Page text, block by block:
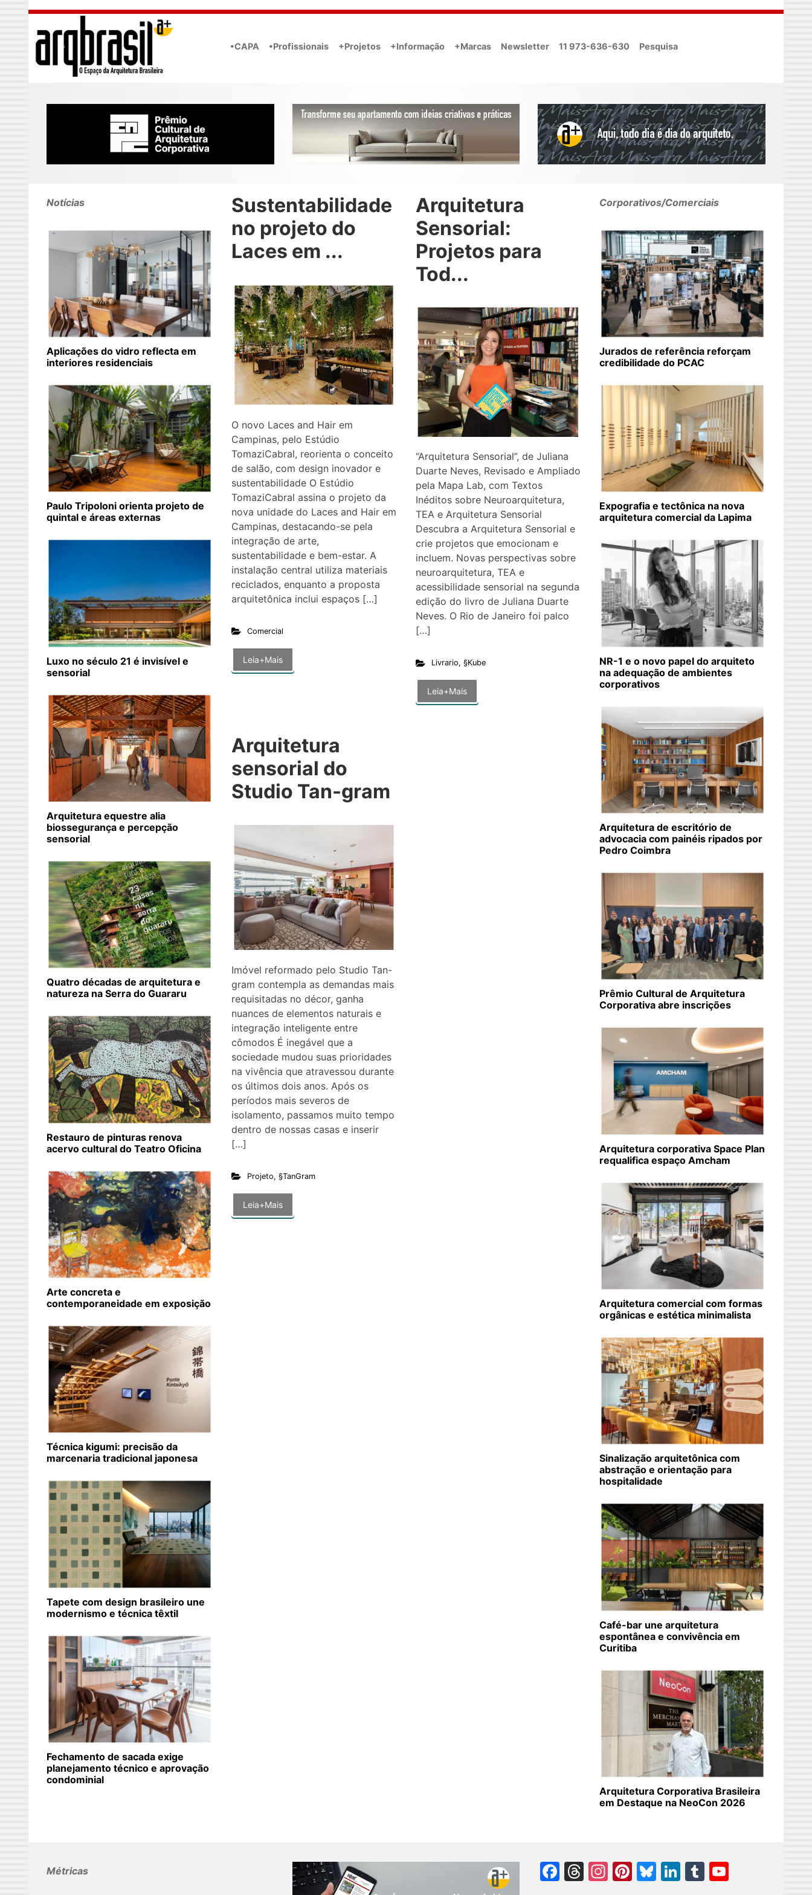
Skip to main content
•CAPA •Profissionais +Projetos +Informação +Marcas Newsletter 11 973-636-630 Pesquisa
Sustentabilidade
no projeto do
Laces em ...
O novo Laces and Hair em
Campinas, pelo Estúdio
TomaziCabral, reorienta o conceito
de salão, com design inovador e
sustentabilidade O Estúdio
TomaziCabral assina o projeto da
nova unidade do Laces and Hair em
Campinas, destacando-se pela
integração de arte,
sustentabilidade e bem-estar. A
instalação central utiliza materiais
reciclados, enquanto a proposta
arquitetônica inclui espaços […]
Comercial
Leia+Mais
Arquitetura
Sensorial:
Projetos para
Tod...
“Arquitetura Sensorial”, de Juliana
Duarte Neves, Revisado e Ampliado
pela Mapa Lab, com Textos
Inéditos sobre Neuroarquitetura,
TEA e Arquitetura Sensorial
Descubra a Arquitetura Sensorial e
crie projetos que emocionam e
incluem. Novas perspectivas sobre
neuroarquitetura, TEA e
acessibilidade sensorial na segunda
edição do livro de Juliana Duarte
Neves. O Rio de Janeiro foi palco
[…]
Livrario, §Kube
Leia+Mais
Arquitetura
sensorial do
Studio Tan-gram
Imóvel reformado pelo Studio Tan-
gram contempla as demandas mais
requisitadas no décor, ganha
nuances de elementos naturais e
integração inteligente entre
cômodos É inegável que a
sociedade mudou suas prioridades
na vivência que atravessou durante
os últimos dois anos. Após os
períodos mais severos de
isolamento, passamos muito tempo
dentro de nossas casas e inserir
[…]
Projeto, §TanGram
Leia+Mais
Notícias
Aplicações do vidro reflecta em
interiores residenciais
Paulo Tripoloni orienta projeto de
quintal e áreas externas
Luxo no século 21 é invisível e
sensorial
Arquitetura equestre alia
biossegurança e percepção
sensorial
Quatro décadas de arquitetura e
natureza na Serra do Guararu
Restauro de pinturas renova
acervo cultural do Teatro Oficina
Arte concreta e
contemporaneidade em exposição
Técnica kigumi: precisão da
marcenaria tradicional japonesa
Tapete com design brasileiro une
modernismo e técnica têxtil
Fechamento de sacada exige
planejamento técnico e aprovação
condominial
Corporativos/Comerciais
Jurados de referência reforçam
credibilidade do PCAC
Expografia e tectônica na nova
arquitetura comercial da Lapima
NR-1 e o novo papel do arquiteto
na adequação de ambientes
corporativos
Arquitetura de escritório de
advocacia com painéis ripados por
Pedro Coimbra
Prêmio Cultural de Arquitetura
Corporativa abre inscrições
Arquitetura corporativa Space Plan
requalifica espaço Amcham
Arquitetura comercial com formas
orgânicas e estética minimalista
Sinalização arquitetônica com
abstração e orientação para
hospitalidade
Café-bar une arquitetura
espontânea e convivência em
Curitiba
Arquitetura Corporativa Brasileira
em Destaque na NeoCon 2026
Métricas Facebook
Threads
Instagram
Pinterest
Bluesky
LinkedIn
Tumblr